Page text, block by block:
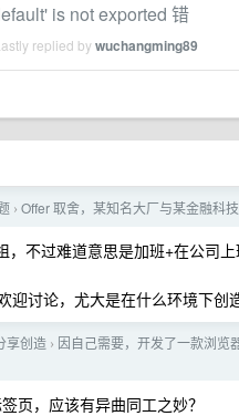
is not exported 错
replied bywuchangming89
› Offer 取舍，某知名大厂与某金融科
，不过难道意思是加班+在公司
迎讨论，尤大是在什么环境下创
享创造 › 因自己需要，开发了一款浏览
页，应该有异曲同工之妙？